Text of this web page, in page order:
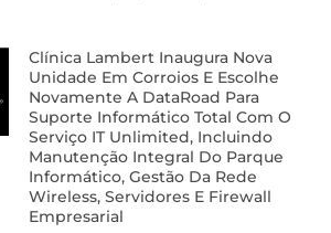
Clínica Lambert Inaugura Nova
Unidade Em Corroios E Escolhe
Novamente A DataRoad Para
Suporte Informático Total Com O
Serviço IT Unlimited, Incluindo
Manutenção Integral Do Parque
Informático, Gestão Da Rede
Wireless, Servidores E Firewall
Empresarial